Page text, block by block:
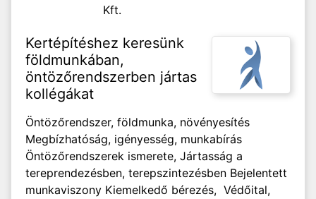
Kft.
Kertépítéshez keresünk
földmunkában,
öntözőrendszerben jártas
kollégákat
Öntözőrendszer, földmunka, növényesítés
Megbízhatóság, igényesség, munkabírás
Öntözőrendszerek ismerete, Jártasság a
tereprendezésben, terepszintezésben Bejelentett
munkaviszony Kiemelkedő bérezés, Védőital,